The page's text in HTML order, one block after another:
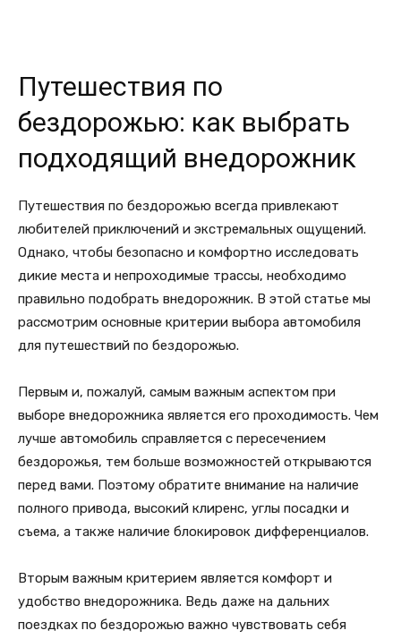
Путешествия по
бездорожью: как выбрать
подходящий внедорожник
Путешествия по бездорожью всегда привлекают
любителей приключений и экстремальных ощущений.
Однако, чтобы безопасно и комфортно исследовать
дикие места и непроходимые трассы, необходимо
правильно подобрать внедорожник. В этой статье мы
рассмотрим основные критерии выбора автомобиля
для путешествий по бездорожью.
Первым и, пожалуй, самым важным аспектом при
выборе внедорожника является его проходимость. Чем
лучше автомобиль справляется с пересечением
бездорожья, тем больше возможностей открываются
перед вами. Поэтому обратите внимание на наличие
полного привода, высокий клиренс, углы посадки и
съема, а также наличие блокировок дифференциалов.
Вторым важным критерием является комфорт и
удобство внедорожника. Ведь даже на дальних
поездках по бездорожью важно чувствовать себя